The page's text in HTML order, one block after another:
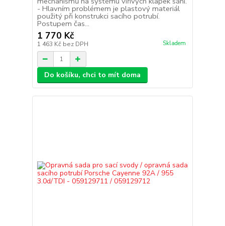
- Hlavním problémem je plastový materiál
použitý při konstrukci sacího potrubí.
Postupem čas...
1 770 Kč
1 463 Kč bez DPH Skladem
Do košíku, chci to mít doma